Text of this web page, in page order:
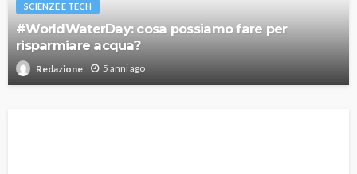
SCIENZE E TECH
#WorldWaterDay: cosa possiamo fare per
risparmiare acqua?
Redazione 5 anni ago